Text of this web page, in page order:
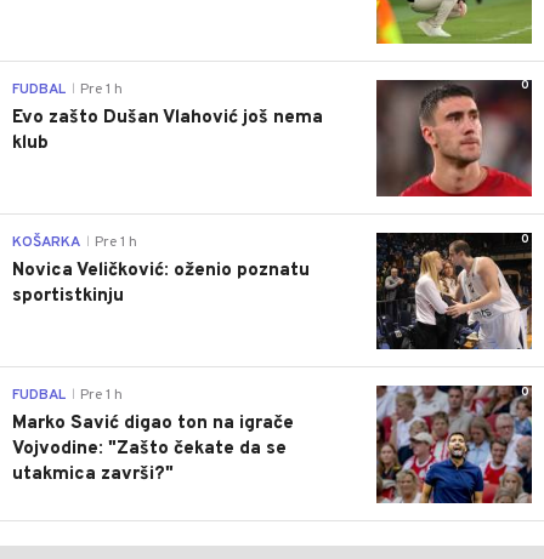
0
FUDBAL Pre 1 h
Evo zašto Dušan Vlahović još nema
klub
0
KOŠARKA Pre 1 h
Novica Veličković: oženio poznatu
sportistkinju
0
FUDBAL Pre 1 h
Marko Savić digao ton na igrače
Vojvodine: "Zašto čekate da se
utakmica završi?"